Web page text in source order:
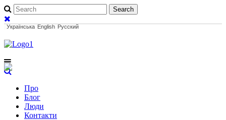
Українська English Русский
Про
Блог
Люди
Контакти